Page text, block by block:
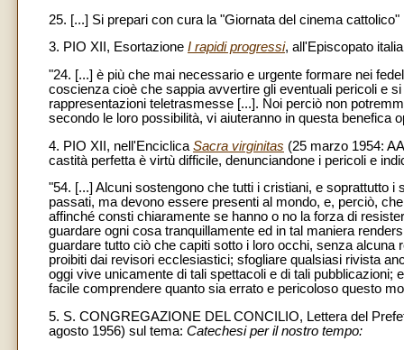
25. [...] Si prepari con cura la "Giornata del cinema
3. PIO XII, Esortazione I rapidi progressi, all'Episcopato
"24. [...] è più che mai necessario e urgente formare nei
coscienza cioè che sappia avvertire gli eventuali pericoli e
rappresentazioni teletrasmesse [...]. Noi perciò non
secondo le loro possibilità, vi aiuteranno in questa benefica
4. PIO XII, nell'Enciclica Sacra virginitas (25 marzo 1954:
castità perfetta è virtù difficile, denunciandone i pericoli e
"54. [...] Alcuni sostengono che tutti i cristiani, e soprattutto
passati, ma devono essere presenti al mondo, e, perciò,
affinché consti chiaramente se hanno o no la forza di
guardare ogni cosa tranquillamente ed in tal maniera
guardare tutto ciò che capiti sotto i loro occhi, senza
proibiti dai revisori ecclesiastici; sfogliare qualsiasi rivista
oggi vive unicamente di tali spettacoli e di tali
facile comprendere quanto sia errato e pericoloso questo
5. S. CONGREGAZIONE DEL CONCILIO, Lettera del
agosto 1956) sul tema: Catechesi per il nostro tempo: